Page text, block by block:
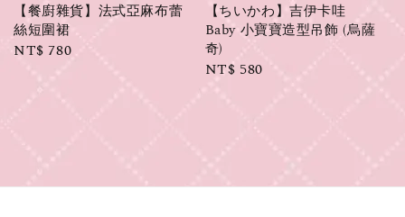
【餐廚雜貨】法式亞麻布蕾
絲短圍裙
Regular
NT$ 780
【ちいかわ】吉伊卡哇
Baby 小寶寶造型吊飾 (烏薩
奇)
Regular
NT$ 580